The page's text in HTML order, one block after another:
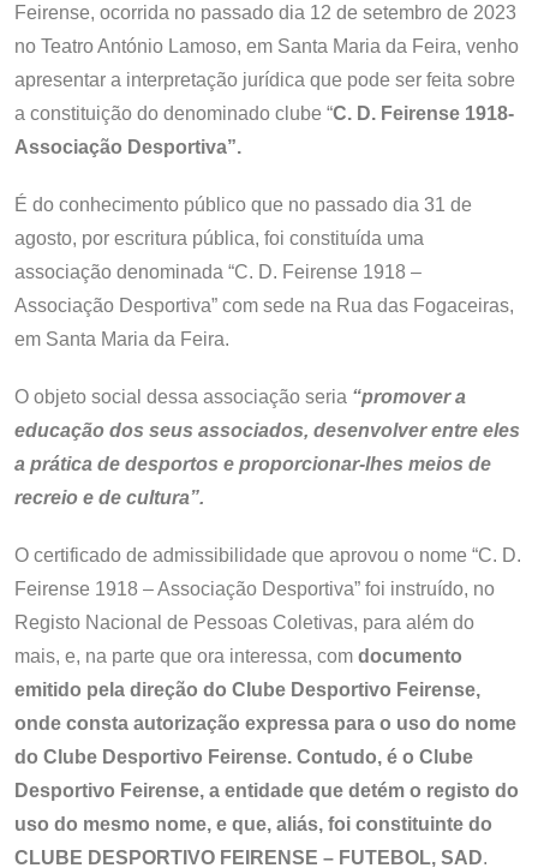
Feirense, ocorrida no passado dia 12 de setembro de 2023
no Teatro António Lamoso, em Santa Maria da Feira, venho
apresentar a interpretação jurídica que pode ser feita sobre
a constituição do denominado clube “C. D. Feirense 1918-
Associação Desportiva”.
É do conhecimento público que no passado dia 31 de
agosto, por escritura pública, foi constituída uma
associação denominada “C. D. Feirense 1918 –
Associação Desportiva” com sede na Rua das Fogaceiras,
em Santa Maria da Feira.
O objeto social dessa associação seria “promover a
educação dos seus associados, desenvolver entre eles
a prática de desportos e proporcionar-lhes meios de
recreio e de cultura”.
O certificado de admissibilidade que aprovou o nome “C. D.
Feirense 1918 – Associação Desportiva” foi instruído, no
Registo Nacional de Pessoas Coletivas, para além do
mais, e, na parte que ora interessa, com documento
emitido pela direção do Clube Desportivo Feirense,
onde consta autorização expressa para o uso do nome
do Clube Desportivo Feirense. Contudo, é o Clube
Desportivo Feirense, a entidade que detém o registo do
uso do mesmo nome, e que, aliás, foi constituinte do
CLUBE DESPORTIVO FEIRENSE – FUTEBOL, SAD.